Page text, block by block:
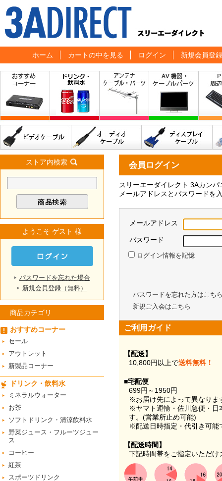
ホーム カートの中を見る ログイン 新規会員登録
会員ログイン
スリーエーダイレクト 3Aカン
メールアドレスとパスワードを
メールアドレス
パスワード
ログイン情報を記憶
パスワードを忘れた方はこち
新規ご入会はこちら
ご利用ガイド
【配送】
10,800円以上で送料無料！
■宅配便
699円～1950円
※お届け先によって異なりま
※ヤマト運輸・佐川急便・日
す。(営業所止め可能)
※配送日時指定・代引き可能
【配送時間】
下記時間帯をご指定いただけ
ストア内検索
ようこそ ゲスト 様
パスワードを忘れた場合
新規会員登録（無料）
商品カテゴリ
おすすめコーナー
セール
アウトレット
新製品コーナー
ドリンク・飲料水
ミネラルウォーター
お茶
ソフトドリンク・清涼飲料水
野菜ジュース・フルーツジュー
ス
コーヒー
紅茶
スポーツドリンク